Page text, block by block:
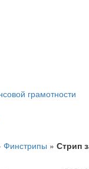
грамотности
Финстрипы » Стрип